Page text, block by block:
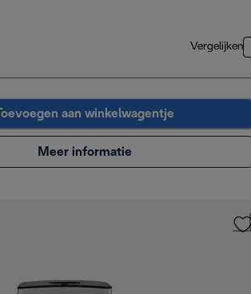
Vergelijken
Toevoegen aan winkelwagentje
Meer informatie